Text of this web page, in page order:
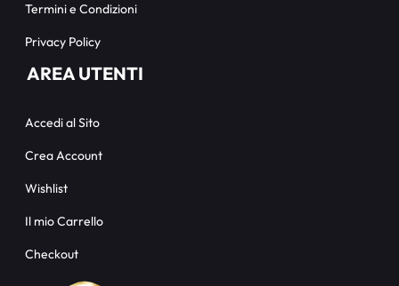
Termini e Condizioni
Privacy Policy
AREA UTENTI
Accedi al Sito
Crea Account
Wishlist
Il mio Carrello
Checkout